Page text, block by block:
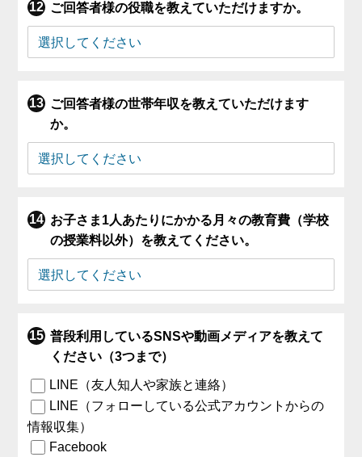
ご回答者様の役職を教えていただけますか。
ご回答者様の世帯年収を教えていただけます
か。
お子さま1人あたりにかかる月々の教育費（学校
の授業料以外）を教えてください。
普段利用しているSNSや動画メディアを教えて
ください（3つまで）
LINE（友人知人や家族と連絡）
LINE（フォローしている公式アカウントからの
情報収集）
Facebook